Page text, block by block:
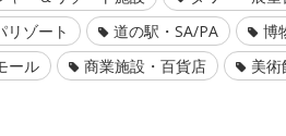
リゾート 道の駅・SA/PA
博
ール
商業施設・百貨店 美術